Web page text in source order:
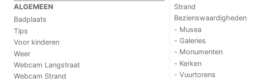
ALGEMEEN
Badplaats
Tips
Voor kinderen
Weer
Webcam Langstraat
Webcam Strand
Strand
Bezienswaardigheden
- Musea
- Galeries
- Monumenten
- Kerken
- Vuurtorens